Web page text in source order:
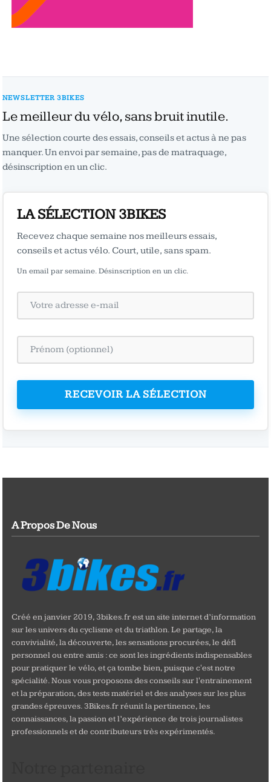
NEWSLETTER 3BIKES
Le meilleur du vélo, sans bruit inutile.
Une sélection courte des essais, conseils et actus à ne pas
manquer. Un envoi par semaine, pas de matraquage,
désinscription en un clic.
LA SÉLECTION 3BIKES
Recevez chaque semaine nos meilleurs essais,
conseils et actus vélo. Court, utile, sans spam.
Un email par semaine. Désinscription en un clic.
RECEVOIR LA SÉLECTION
A Propos De Nous
Créé en janvier 2019, 3bikes.fr est un site internet d’information
sur les univers du cyclisme et du triathlon. Le partage, la
convivialité, la découverte, les sensations procurées, le défi
personnel ou entre amis : ce sont les ingrédients indispensables
pour pratiquer le vélo, et ça tombe bien, puisque c'est notre
spécialité. Nous vous proposons des conseils sur l'entrainement
et la préparation, des tests matériel et des analyses sur les plus
grandes épreuves. 3Bikes.fr réunit la pertinence, les
connaissances, la passion et l’expérience de trois journalistes
professionnels et de contributeurs très expérimentés.